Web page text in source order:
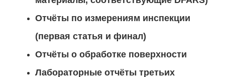
Отчёты по измерениям инспекции
(первая статья и финал)
Отчёты о обработке поверхности
Лабораторные отчёты третьих